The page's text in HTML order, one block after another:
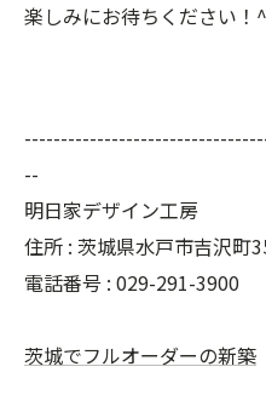
楽しみにお待ちください！
--
明日家デザイン工房
住所 : 茨城県水戸市吉沢町
電話番号 : 029-291-3900
茨城でフルオーダーの新築